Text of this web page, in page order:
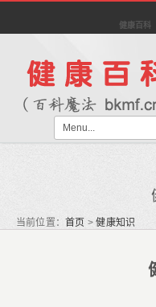
健康百
当前位置：首页 >健康知识